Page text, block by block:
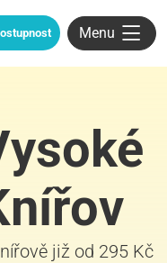
Menu
již od 295 Kč